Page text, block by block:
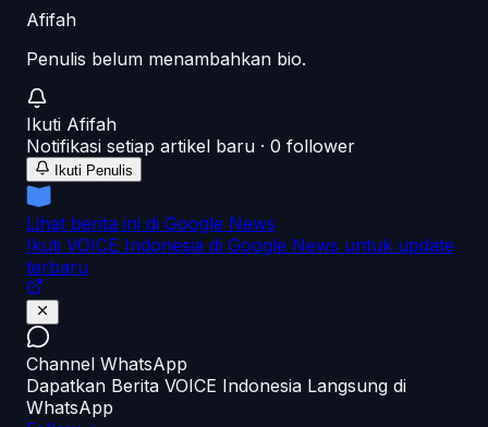
Afifah
Penulis belum menambahkan bio.
Ikuti Afifah
Notifikasi setiap artikel baru · 0 follower
Ikuti Penulis
Lihat berita ini di Google News
Ikuti VOICE Indonesia di Google News untuk update
terbaru
Channel WhatsApp
Dapatkan Berita VOICE Indonesia Langsung di
WhatsApp